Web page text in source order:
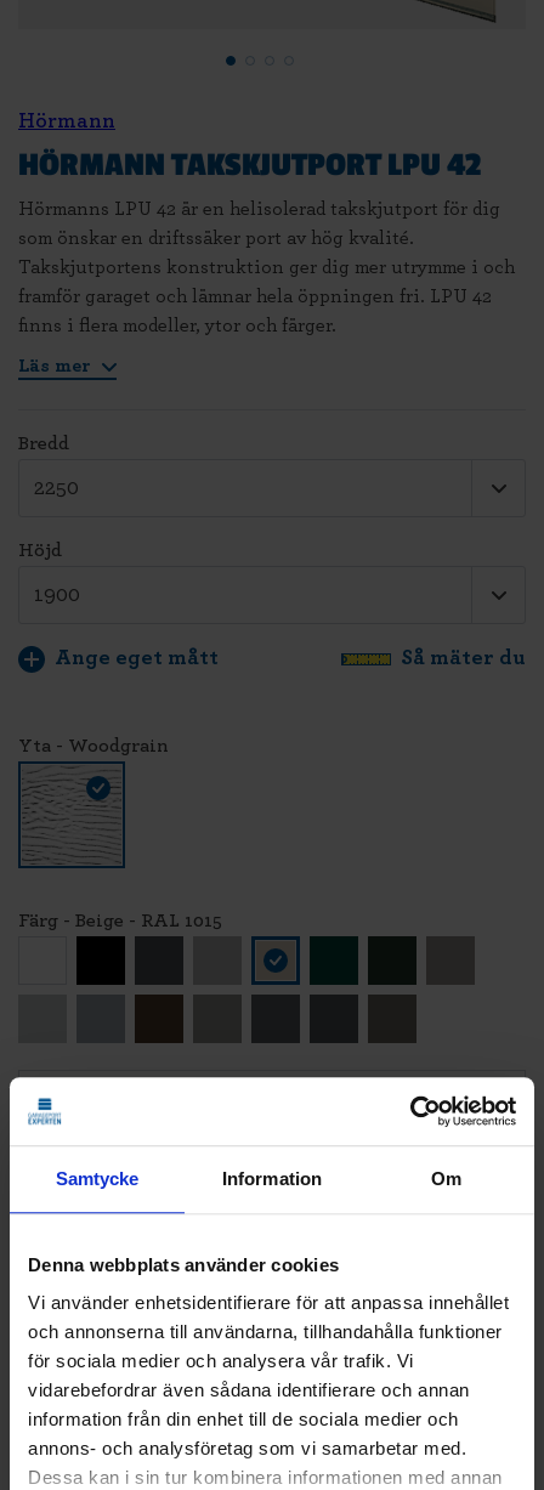
Samtycke Information Om
Denna webbplats använder cookies
Vi använder enhetsidentifierare för att anpassa innehållet
och annonserna till användarna, tillhandahålla funktioner
för sociala medier och analysera vår trafik. Vi
vidarebefordrar även sådana identifierare och annan
information från din enhet till de sociala medier och
annons- och analysföretag som vi samarbetar med.
Dessa kan i sin tur kombinera informationen med annan
Hörmann
HÖRMANN TAKSKJUTPORT LPU 42
Hörmanns LPU 42 är en helisolerad takskjutport för dig
som önskar en driftssäker port av hög kvalité.
Takskjutportens konstruktion ger dig mer utrymme i och
framför garaget och lämnar hela öppningen fri. LPU 42
finns i flera modeller, ytor och färger.
Läs mer
Bredd
Höjd
Ange eget mått Så mäter du
Yta - Woodgrain
Färg - Beige - RAL 1015
Vi monterar och CE-märker din nya port.
standardmontage.
Pris 21 025
Delbetala med Svea(
Lägg i varukorg